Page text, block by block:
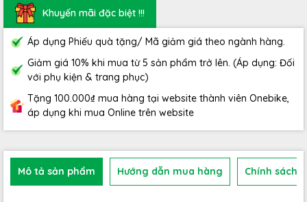
Khuyến mãi đặc biệt !!!
Áp dụng Phiếu quà tặng/ Mã giảm giá theo ngành hàng.
Giảm giá 10% khi mua từ 5 sản phẩm trở lên. (Áp dụng: Đối
với phụ kiện & trang phục)
Tặng 100.000₫ mua hàng tại website thành viên Onebike,
áp dụng khi mua Online trên website
Mô tả sản phẩm Hướng dẫn mua hàng Chính sách